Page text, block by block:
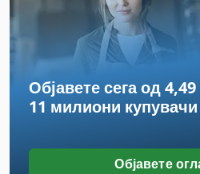
Објавете сега од 4,49
11 милиони купувачи
Објавете